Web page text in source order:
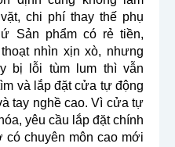
chi phí thay thế phụ
Sản phẩm có rẻ tiền,
nhìn xịn xò, nhưng
bị lỗi tùm lum thì vẫn
và lắp đặt cửa tự động
tay nghề cao. Vì cửa tự
yêu cầu lắp đặt chính
có chuyên môn cao mới